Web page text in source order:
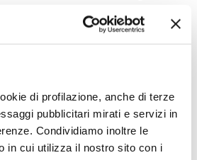
di profilazione, anche di terze
pubblicitari mirati e servizi in
Condividiamo inoltre le
in cui utilizza il nostro sito con i
energeticamente efficienti. L'evento
coperture ventilate e permeabili, le
per l'analisi del ciclo di vita. Prevista
pranzo di networking e una visita agli